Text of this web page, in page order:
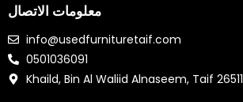
معلومات الاتصال
info@usedfurnituretaif.com
0501036091
Khaild, Bin Al Waliid Alnaseem, Taif 26511